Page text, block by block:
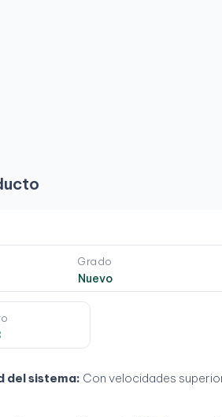
Grado
Nuevo
del sistema: Con velocidades